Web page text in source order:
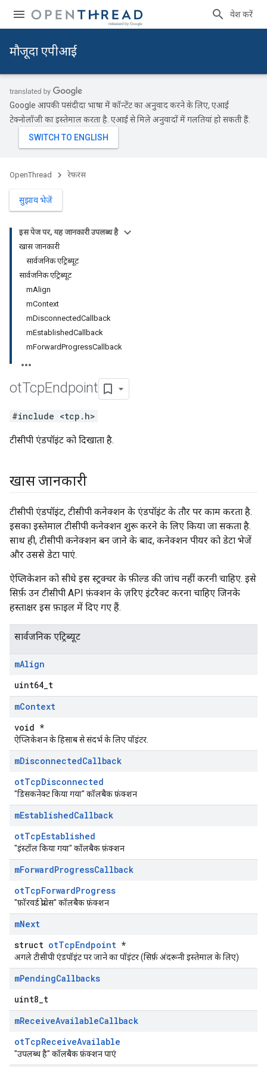
प्रवेश करें
मौजूदा एपीआई
Google आपकी पसंदीदा भाषा में कॉन्टेंट का अनुवाद करने के लिए, एआई
टेक्नोलॉजी का इस्तेमाल करता है. एआई से मिले अनुवादों में गलतियां हो सकती हैं.
OpenThread रेफ़रंस
सुझाव भेजें
इस पेज पर, यह जानकारी उपलब्ध है
खास जानकारी
सार्वजनिक एट्रिब्यूट
सार्वजनिक एट्रिब्यूट
mAlign
mContext
mDisconnectedCallback
mEstablishedCallback
mForwardProgressCallback
otTcpEndpoint
#include <tcp.h>
टीसीपी एंडपॉइंट को दिखाता है.
खास जानकारी
टीसीपी एंडपॉइंट, टीसीपी कनेक्शन के एंडपॉइंट के तौर पर काम करता है.
इसका इस्तेमाल टीसीपी कनेक्शन शुरू करने के लिए किया जा सकता है.
साथ ही, टीसीपी कनेक्शन बन जाने के बाद, कनेक्शन पीयर को डेटा भेजें
और उससे डेटा पाएं.
ऐप्लिकेशन को सीधे इस स्ट्रक्चर के फ़ील्ड की जांच नहीं करनी चाहिए. इसे
सिर्फ़ उन टीसीपी API फ़ंक्शन के ज़रिए इंटरैक्ट करना चाहिए जिनके
हस्ताक्षर इस फ़ाइल में दिए गए हैं.
सार्वजनिक एट्रिब्यूट
mAlign
uint64_t
mContext
void *
ऐप्लिकेशन के हिसाब से संदर्भ के लिए पॉइंटर.
mDisconnectedCallback
otTcpDisconnected
"डिसकनेक्ट किया गया" कॉलबैक फ़ंक्शन
mEstablishedCallback
otTcpEstablished
"इंस्टॉल किया गया" कॉलबैक फ़ंक्शन
mForwardProgressCallback
otTcpForwardProgress
"फ़ॉरवर्ड प्रोग्रेस" कॉलबैक फ़ंक्शन
mNext
struct otTcpEndpoint *
अगले टीसीपी एंडपॉइंट पर जाने का पॉइंटर (सिर्फ़ अंदरूनी इस्तेमाल के लिए)
mPendingCallbacks
uint8_t
mReceiveAvailableCallback
otTcpReceiveAvailable
"उपलब्ध है" कॉलबैक फ़ंक्शन पाएं